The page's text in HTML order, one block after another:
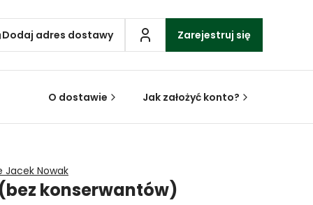
Dodaj adres dostawy Zarejestruj się
O dostawie Jak założyć konto?
Jacek Nowak
konserwantów)